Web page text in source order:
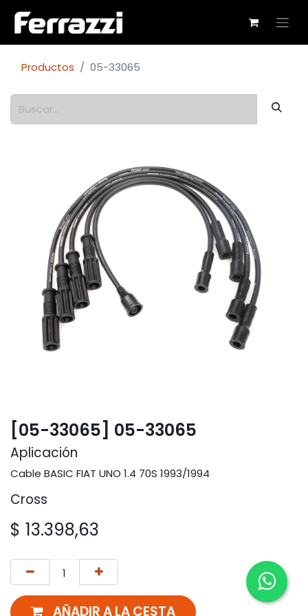
Productos 05-33065
[05-33065] 05-33065
Aplicación
Cable BASIC FIAT UNO 1.4 70S 1993/1994
Cross
$ 13.398,63
AÑADIR A LA CESTA